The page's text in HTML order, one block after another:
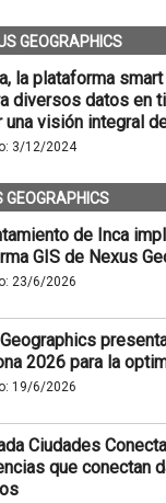
GEOGRAPHICS
la plataforma
diversos datos en
una visión integral
3/12/2024
GEOGRAPHICS
de Inca
GIS de Nexus
23/6/2026
2026 para la
19/6/2026
Ciudades
que conectan